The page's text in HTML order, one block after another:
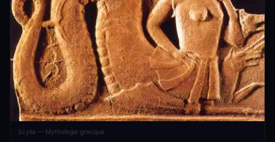
Scylla — Mythologie grecque